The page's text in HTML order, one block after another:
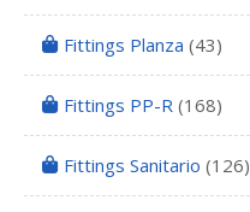
Fittings Planza (43)
Fittings PP-R (168)
Fittings Sanitario (126)